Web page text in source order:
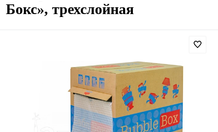
Бокс», трехслойная